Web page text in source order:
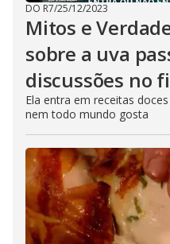
DO R7/25/12/2023
Mitos e
sobre a uva
discussões no
Ela entra em receitas
nem todo mundo gosta